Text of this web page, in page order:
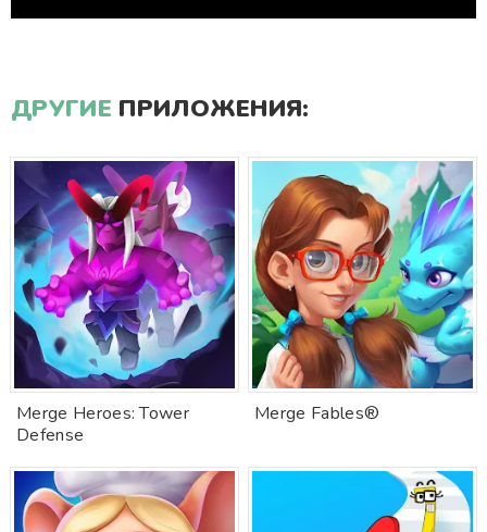
ДРУГИЕ ПРИЛОЖЕНИЯ:
Merge Heroes: Tower
Defense
Merge Fables®